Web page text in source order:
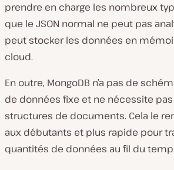
prendre en charge les nombreux
que le JSON normal ne peut pas
peut stocker les données en
cloud.
En outre, MongoDB n’a pas de
de données fixe et ne nécessite
structures de documents. Cela le
aux débutants et plus rapide pour
quantités de données au fil du